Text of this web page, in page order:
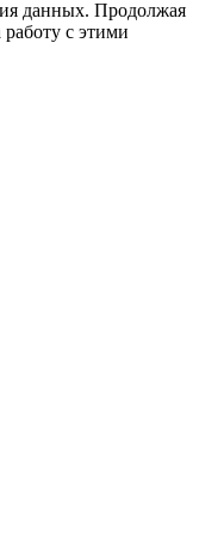
данных. Продолжая
работу с этими